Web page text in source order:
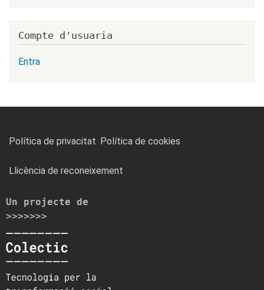
Compte d'usuaria
Entra
MENU
Política de privacitat Política de cookies
Llicència de reconeixement
Un projecte de
>>>>>>>